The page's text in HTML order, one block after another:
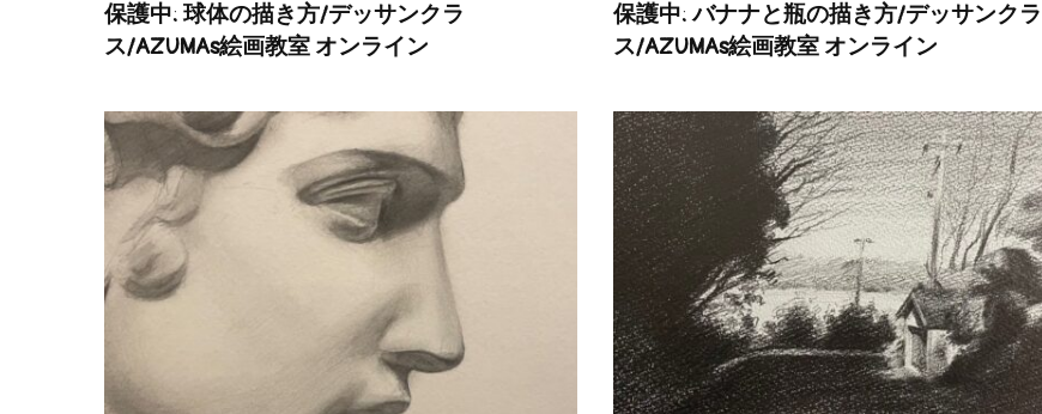
保護中: 球体の描き方/デッサンクラ
ス/AZUMAs絵画教室 オンライン
保護中: バナナと瓶の描き方/デッサンクラ
ス/AZUMAs絵画教室 オンライン